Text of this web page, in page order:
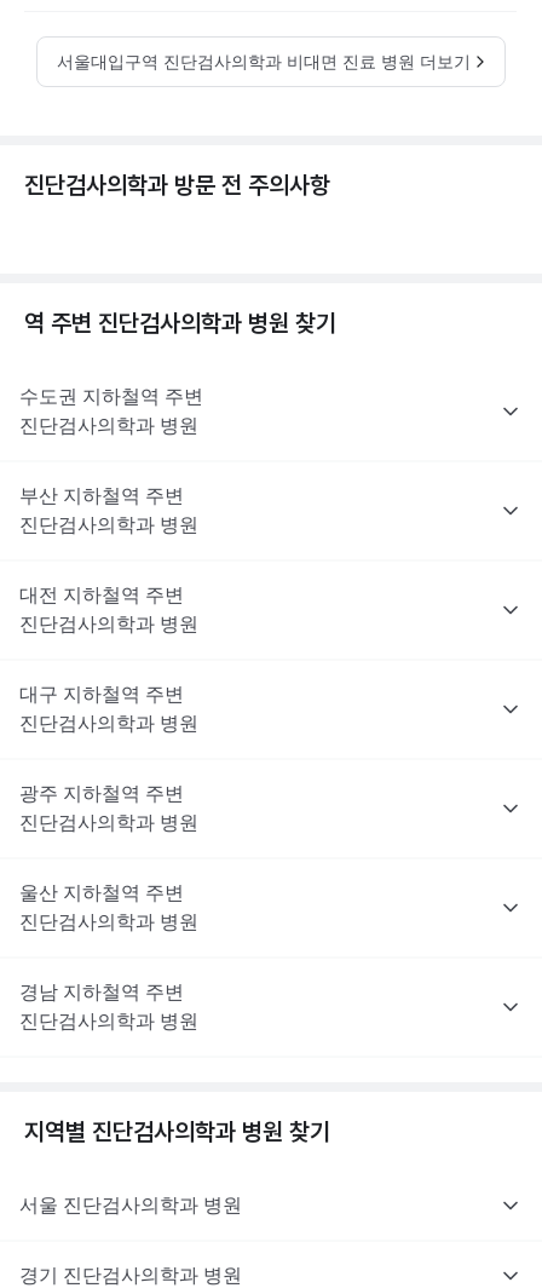
서울대입구역 진단검사의학과 비대면 진료 병원 더보기
진단검사의학과 방문 전 주의사항
역 주변 진단검사의학과 병원 찾기
수도권 지하철역 주변
진단검사의학과 병원
부산 지하철역 주변
진단검사의학과 병원
대전 지하철역 주변
진단검사의학과 병원
대구 지하철역 주변
진단검사의학과 병원
광주 지하철역 주변
진단검사의학과 병원
울산 지하철역 주변
진단검사의학과 병원
경남 지하철역 주변
진단검사의학과 병원
지역별 진단검사의학과 병원 찾기
서울 진단검사의학과 병원
경기 진단검사의학과 병원